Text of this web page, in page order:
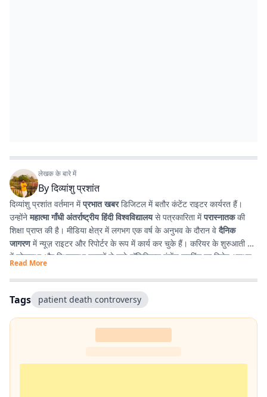
लेखक के बारे में
Byदिव्यांशु प्रशांत
दिव्यांशु प्रशांत वर्तमान मेंप्रभात खबरडिजिटल में बतौर कंटेंट राइटर कार्यरत हैं।
उन्होंनेमहात्मा गाँधी अंतर्राष्ट्रीय हिंदी विश्वविद्यालयसे पत्रकारिता मेंपरास्नातककी
शिक्षा प्राप्त की है। मीडिया क्षेत्र में लगभग एक वर्ष के अनुभव के दौरान वेदैनिक
जागरणमें न्यूज़ राइटर और रिपोर्टर के रूप में कार्य कर चुके हैं। करियर के शुरुआती दौर
में लोकसभा और विधानसभा चुनावों से जुड़े पॉलिटिकल कंटेंट राइटिंग का विशेष अनुभव
प्राप्त किया। इसके अतिरिक्त उन्होंने
किया है, जिसके कारण साहित्य, पठन-पाठन, लेखन और कविता-सृजन में उनकी विशेष
रुचि है। सटीक, निष्पक्ष और प्रभावशाली लेखन के माध्यम से पाठकों तक विश्वसनीय
जानकारी पहुँचाना उनकी पेशेवर पहचान है।
Read More
Tags patient death controversy